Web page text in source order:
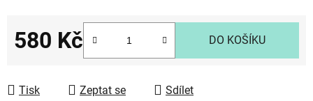
580 Kč DO KOŠÍKU
Tisk Zeptat se Sdílet